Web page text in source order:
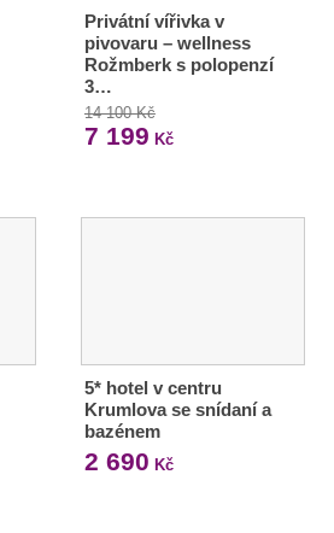
Privátní vířivka v
pivovaru – wellness
Rožmberk s polopenzí
3…
14 100 Kč
7 199 Kč
5* hotel v centru
Krumlova se snídaní a
bazénem
2 690 Kč